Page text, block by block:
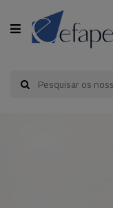
CATEGORIA